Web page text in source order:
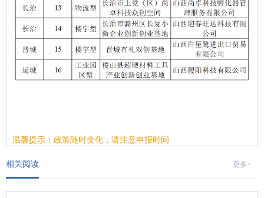
温馨提示：政策随时变化，请注意申报时间
相关阅读 更多>